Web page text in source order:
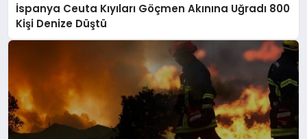
İspanya Ceuta Kıyıları Göçmen Akınına Uğradı 800
Kişi Denize Düştü